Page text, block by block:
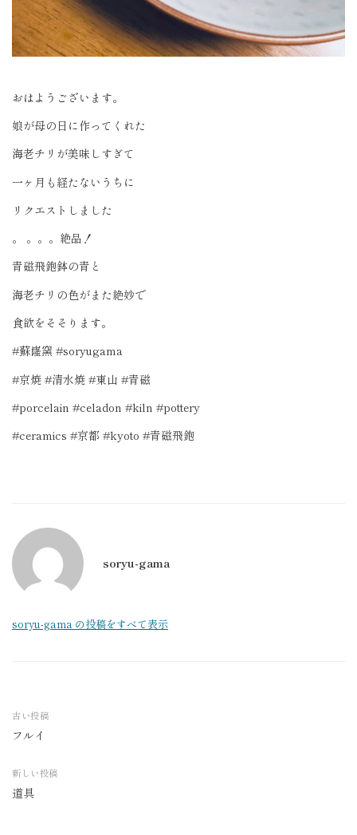
おはようございます。
娘が母の日に作ってくれた
海老チリが美味しすぎて
一ヶ月も経たないうちに
リクエストしました
。 。。。絶品！
青磁飛鉋鉢の青と
海老チリの色がまた絶妙で
食欲をそそります。
#蘇嶐窯 #soryugama
#京焼 #清水焼 #東山 #青磁
#porcelain #celadon #kiln #pottery
#ceramics #京都 #kyoto #青磁飛鉋
soryu-gama
soryu-gama の投稿をすべて表示
投
ナ
ビ
古い投稿
フルイ
新しい投稿
道具